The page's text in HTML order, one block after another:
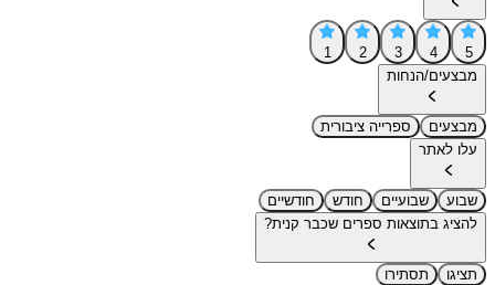
5
4
3
2
1
מבצעים/הנחות
מבצעים
ספרייה ציבורית
עלו לאתר
שבוע שבועיים חודש
חודשיים
להציג בתוצאות ספרים שכבר קנית?
תציגו
תסתירו